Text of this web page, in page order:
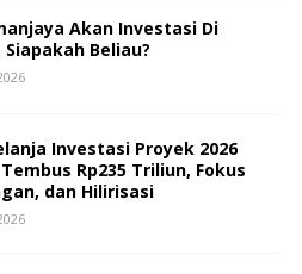
Akan Investasi Di
Beliau?
Investasi Proyek 2026
Rp235 Triliun, Fokus
dan Hilirisasi